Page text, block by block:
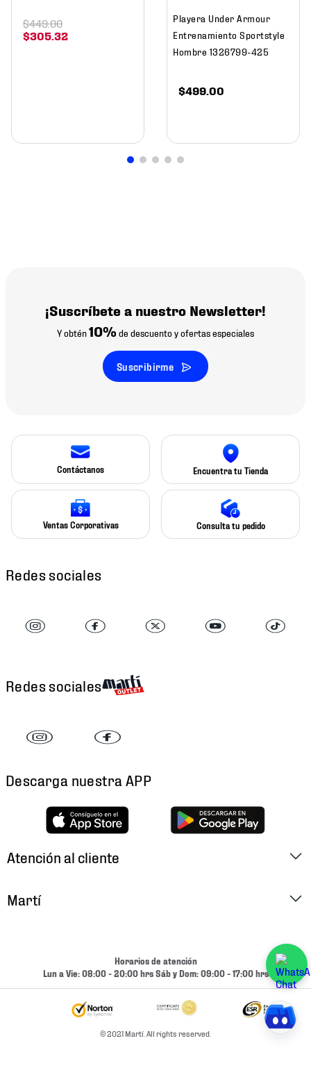
$305.32
$449.00
Playera Under Armour
Entrenamiento Sportstyle
Hombre 1326799-425
$499.00
¡Suscríbete a nuestro Newsletter!
Y obtén10% de descuento y ofertas especiales
Suscribirme
Contáctanos Encuentra tu Tienda
Ventas Corporativas Consulta tu pedido
Redes sociales
Redes sociales
Descarga nuestra APP
Atención al cliente
Cambios y Devoluciones
Condiciones de Entrega
Martí
Términos y Condiciones
Horarios de atención
Lun a Vie: 08:00 - 20:00 hrs Sáb y Dom: 09:00 - 17:00 hrs
© 2021 Martí. All rights reserved.